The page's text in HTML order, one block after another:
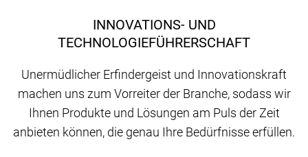
INNOVATIONS- UND
TECHNOLOGIEFÜHRERSCHAFT
Unermüdlicher Erfindergeist und Innovationskraft
machen uns zum Vorreiter der Branche, sodass wir
Ihnen Produkte und Lösungen am Puls der Zeit
anbieten können, die genau Ihre Bedürfnisse erfüllen.